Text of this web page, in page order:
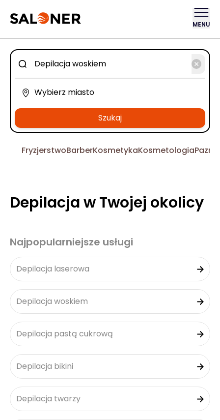
MENU
Szukaj
FryzjerstwoBarberKosmetykaKosmetologia
Depilacja w Twojej okolicy
Najpopularniejsze usługi
Depilacja laserowa
Depilacja woskiem
Depilacja pastą cukrową
Depilacja bikini
Depilacja twarzy